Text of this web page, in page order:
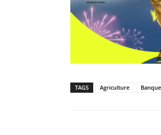
TAGS Agriculture